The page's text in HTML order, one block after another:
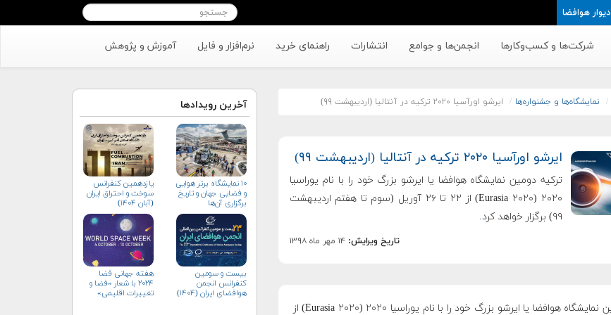
دیوار هوافضا
شرکت‌ها و کسب‌وکار‌ها انجمن‌ها و جوامع انتشارات راهنمای خرید نرم‌افزار و فایل آموزش و پژوهش
نمایشگاه‌ها و جشنواره‌ها ایرشو اورآسیا ۲۰۲۰ ترکیه در آنتالیا (اردیبهشت ۹۹)
ایرشو اورآسیا ۲۰۲۰ ترکیه در آنتالیا (اردیبهشت ۹۹)
ترکیه دومین نمایشگاه هوافضا یا ایرشو بزرگ خود را با نام یوراسیا
۲۰۲۰ (Eurasia ۲۰۲۰) از ۲۲ تا ۲۶ آوریل (سوم تا هفتم اردیبهشت
۹۹) برگزار خواهد کرد
.
تاریخ ویرایش:۱۴ مهر ماه ۱۳۹۸
ترکیه دومین نمایشگاه هوافضا یا ایرشو بزرگ خود را با نام یوراسیا ۲۰۲۰ (Eurasia ۲۰۲۰) از
آخرین رویدادها
۱۰ نمایشگاه برتر هوایی
و فضایی جهان و تاریخ
برگزاری آن‌ها
یازدهمین کنفرانس
سوخت و احتراق ایران
(آبان‌ ۱۴۰۴)
بیست و سومین
کنفرانس انجمن
هوافضای ايران (۱۴۰۴)
هفته جهانی فضا
۲۰۲۴ با شعار «فضا و
تغییرات اقلیمی»